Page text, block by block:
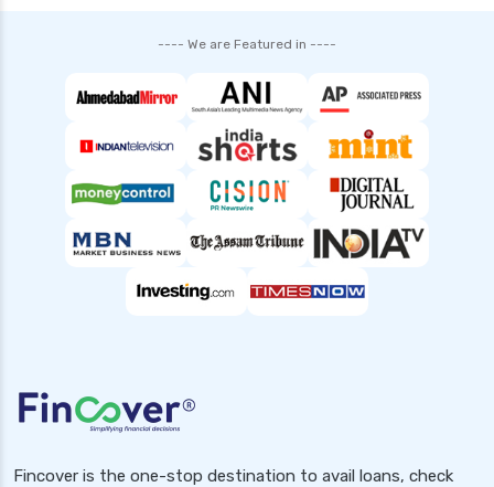
top 10 Personal loan apps
what is a personal loan
---- We are Featured in ----
Fincover is the one-stop destination to avail loans, check